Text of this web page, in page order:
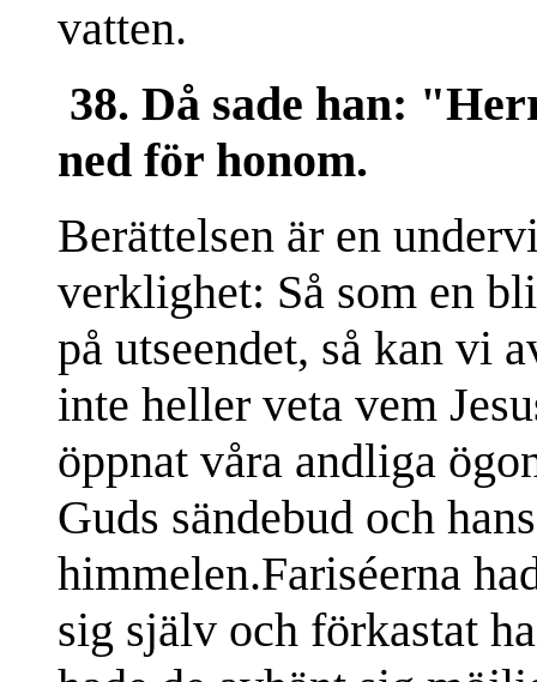
vatten.
38. Då sade han:
ned för honom.
Berättelsen är en
verklighet: Så som en
på utseendet, så kan vi
inte heller veta vem
öppnat våra andliga
Guds sändebud och
himmelen.Fariséerna
sig själv och förkastat